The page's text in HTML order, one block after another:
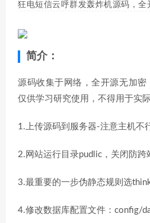
狂电短信云呼群发轰炸机源码，全
简介：
源码收集于网络，全开源无加密
仅供学习研究使用，不得用于实
1.上传源码到服务器-注意主机不
2.网站运行目录pudlic，关闭防跨
3.最重要的一步伪静态规则选
4.修改数据库配置文件：config/